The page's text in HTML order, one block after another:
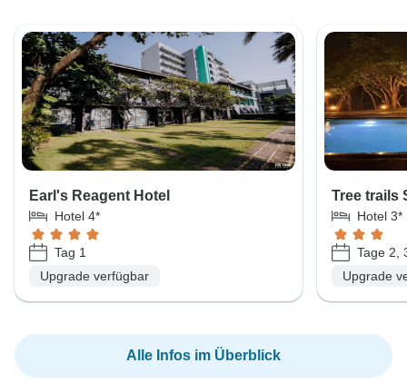
Earl's Reagent Hotel
Hotel 4*
Tag 1
Upgrade verfügbar
Tree trails
Hotel 3*
Tage 2,
Upgrade
Alle Infos im Überblick